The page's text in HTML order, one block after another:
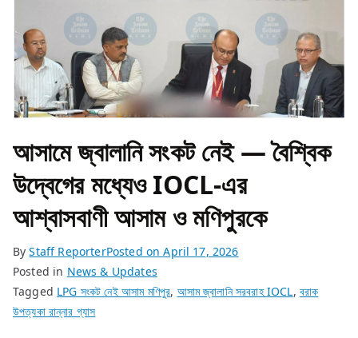
আসামে জ্বালানি সংকট নেই — বৈশ্বিক
উদ্বেগের মধ্যেও IOCL-এর
আশ্বাসবাণী আসাম ও মণিপুরকে
ByStaff ReporterPosted onApril 17, 2026
Posted in News & Updates
Tagged LPG সংকট নেই আসাম মণিপুর, আসাম জ্বালানি সরবরাহ IOCL, বরাক
উপত্যকা রান্নার গ্যাস